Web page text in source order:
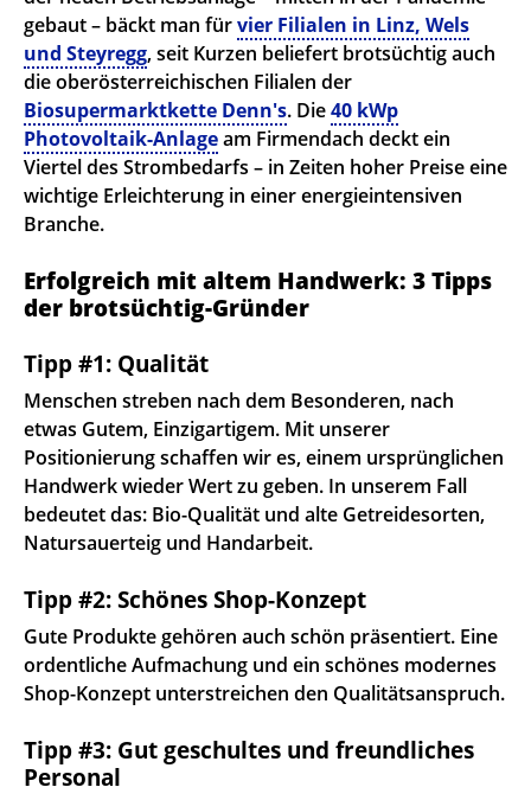
gebaut – bäckt man fürvier Filialen in Linz, Wels
und Steyregg, seit Kurzen beliefert brotsüchtig auch
die oberösterreichischen Filialen der
Biosupermarktkette Denn's. Die40 kWp
Photovoltaik-Anlageam Firmendach deckt ein
Viertel des Strombedarfs – in Zeiten hoher Preise eine
wichtige Erleichterung in einer energieintensiven
Branche.
Erfolgreich mit altem Handwerk: 3 Tipps
der brotsüchtig-Gründer
Tipp #1: Qualität
Menschen streben nach dem Besonderen, nach
etwas Gutem, Einzigartigem. Mit unserer
Positionierung schaffen wir es, einem ursprünglichen
Handwerk wieder Wert zu geben. In unserem Fall
bedeutet das: Bio-Qualität und alte Getreidesorten,
Natursauerteig und Handarbeit.
Tipp #2: Schönes Shop-Konzept
Gute Produkte gehören auch schön präsentiert. Eine
ordentliche Aufmachung und ein schönes modernes
Shop-Konzept unterstreichen den Qualitätsanspruch.
Tipp #3: Gut geschultes und freundliches
Personal